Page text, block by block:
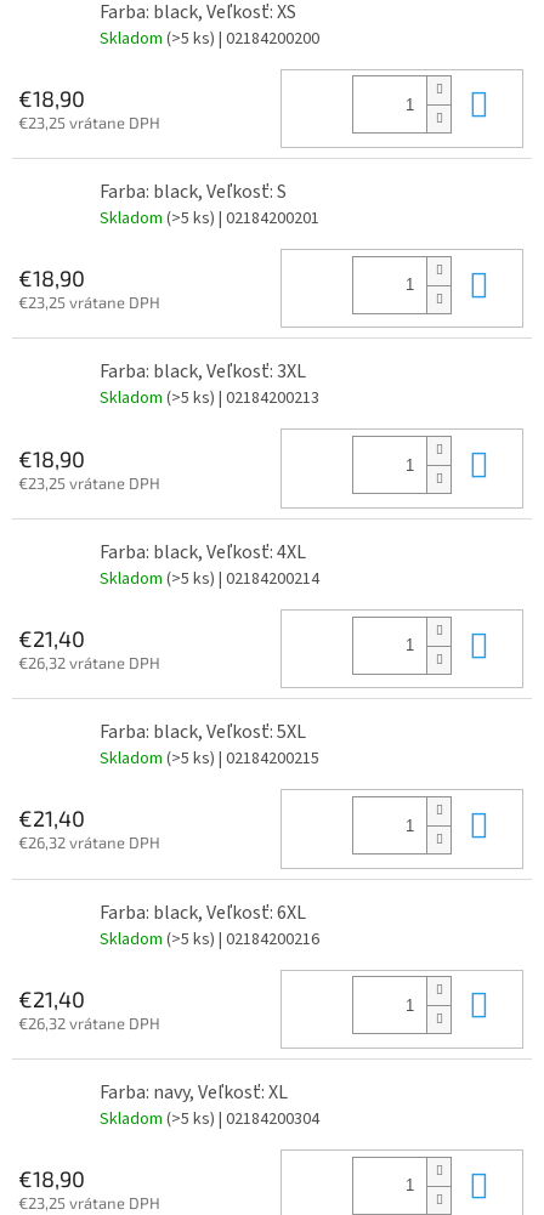
Farba: black, Veľkosť: XS
Skladom (>5 ks) | 02184200200
€18,90
€23,25 vrátane DPH
Farba: black, Veľkosť: S
Skladom (>5 ks) | 02184200201
€18,90
€23,25 vrátane DPH
Farba: black, Veľkosť: 3XL
Skladom (>5 ks) | 02184200213
€18,90
€23,25 vrátane DPH
Farba: black, Veľkosť: 4XL
Skladom (>5 ks) | 02184200214
€21,40
€26,32 vrátane DPH
Farba: black, Veľkosť: 5XL
Skladom (>5 ks) | 02184200215
€21,40
€26,32 vrátane DPH
Farba: black, Veľkosť: 6XL
Skladom (>5 ks) | 02184200216
€21,40
€26,32 vrátane DPH
Farba: navy, Veľkosť: XL
Skladom (>5 ks) | 02184200304
€18,90
€23,25 vrátane DPH